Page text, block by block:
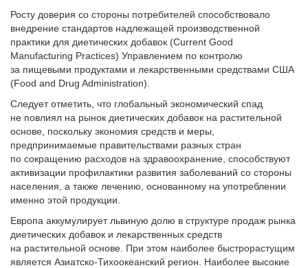
Росту доверия со стороны потребителей способствовало
внедрение стандартов надлежащей производственной
практики для диетических добавок (Current Good
Manufacturing Practices) Управлением по контролю
за пищевыми продуктами и лекарственными средствами США
(Food and Drug Administration).
Следует отметить, что глобальный экономический спад
не повлиял на рынок диетических добавок на растительной
основе, поскольку экономия средств и меры,
предпринимаемые правительствами разных стран
по сокращению расходов на здравоохранение, способствуют
активизации профилактики развития заболеваний со стороны
населения, а также лечению, основанному на употреблении
именно этой продукции.
Европа аккумулирует львиную долю в структуре продаж рынка
диетических добавок и лекарственных средств
на растительной основе. При этом наиболее быстрорастущим
является Азиатско-Тихоокеанский регион. Наиболее высокие